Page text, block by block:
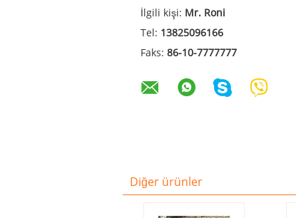
İlgili kişi: Mr. Roni
Tel: 13825096166
Faks: 86-10-7777777
Diğer ürünler